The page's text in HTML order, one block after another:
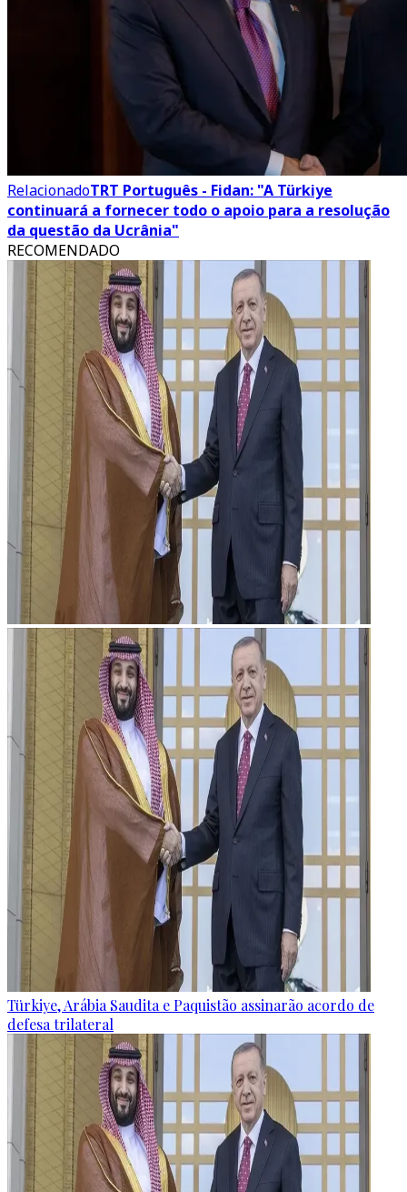
RelacionadoTRT Português - Fidan: "A Türkiye
continuará a fornecer todo o apoio para a resolução
da questão da Ucrânia"
RECOMENDADO
Türkiye, Arábia Saudita e Paquistão assinarão acordo de
defesa trilateral